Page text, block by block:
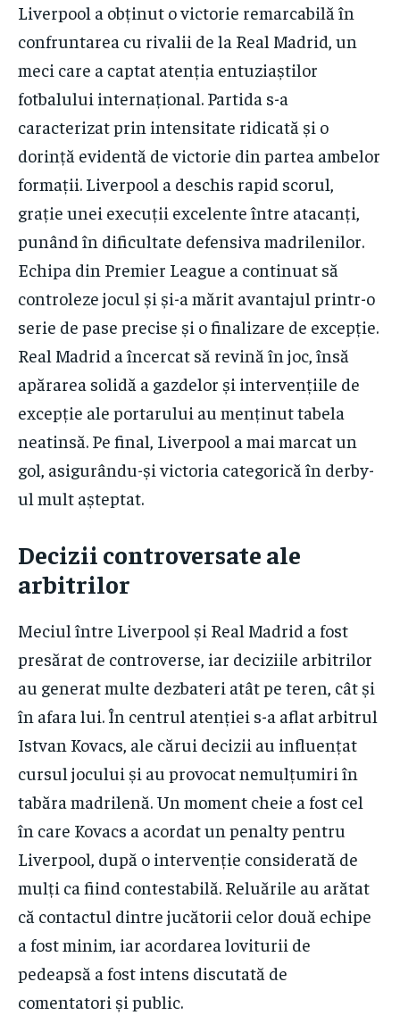
Liverpool a obținut o victorie remarcabilă în
confruntarea cu rivalii de la Real Madrid, un
meci care a captat atenția entuziaștilor
fotbalului internațional. Partida s-a
caracterizat prin intensitate ridicată și o
dorință evidentă de victorie din partea ambelor
formații. Liverpool a deschis rapid scorul,
grație unei execuții excelente între atacanți,
punând în dificultate defensiva madrilenilor.
Echipa din Premier League a continuat să
controleze jocul și și-a mărit avantajul printr-o
serie de pase precise și o finalizare de excepție.
Real Madrid a încercat să revină în joc, însă
apărarea solidă a gazdelor și intervențiile de
excepție ale portarului au menținut tabela
neatinsă. Pe final, Liverpool a mai marcat un
gol, asigurându-și victoria categorică în derby-
ul mult așteptat.
Decizii controversate ale
arbitrilor
Meciul între Liverpool și Real Madrid a fost
presărat de controverse, iar deciziile arbitrilor
au generat multe dezbateri atât pe teren, cât și
în afara lui. În centrul atenției s-a aflat arbitrul
Istvan Kovacs, ale cărui decizii au influențat
cursul jocului și au provocat nemulțumiri în
tabăra madrilenă. Un moment cheie a fost cel
în care Kovacs a acordat un penalty pentru
Liverpool, după o intervenție considerată de
mulți ca fiind contestabilă. Reluările au arătat
că contactul dintre jucătorii celor două echipe
a fost minim, iar acordarea loviturii de
pedeapsă a fost intens discutată de
comentatori și public.